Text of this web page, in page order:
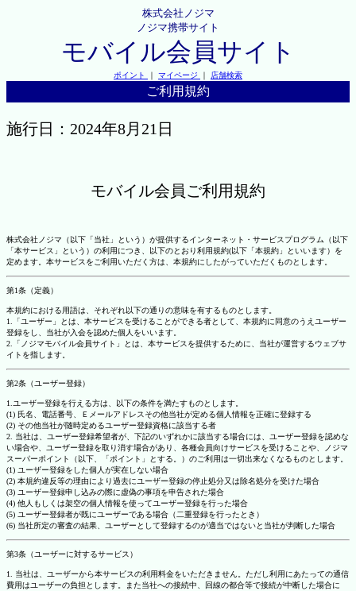
株式会社ノジマ
ノジマ携帯サイト
モバイル会員サイト
ポイント ｜ マイページ ｜ 店舗検索
ご利用規約
施行日：2024年8月21日
モバイル会員ご利用規約
株式会社ノジマ（以下「当社」という）が提供するインターネット・サービスプログラム（以下
「本サービス」という）の利用につき、以下のとおり利用規約(以下「本規約」といいます）を
定めます。本サービスをご利用いただく方は、本規約にしたがっていただくものとします。
第1条（定義）
本規約における用語は、それぞれ以下の通りの意味を有するものとします。
1.「ユーザー」とは、本サービスを受けることができる者として、本規約に同意のうえユーザー
登録をし、当社が入会を認めた個人をいいます。
2.「ノジマモバイル会員サイト」とは、本サービスを提供するために、当社が運営するウェブサ
イトを指します。
第2条（ユーザー登録）
1.ユーザー登録を行える方は、以下の条件を満たすものとします。
(1) 氏名、電話番号、Ｅメールアドレスその他当社が定める個人情報を正確に登録する
(2) その他当社が随時定めるユーザー登録資格に該当する者
2. 当社は、ユーザー登録希望者が、下記のいずれかに該当する場合には、ユーザー登録を認めな
い場合や、ユーザー登録を取り消す場合があり、各種会員向けサービスを受けることや、ノジマ
スーパーポイント（以下、「ポイント」とする。）のご利用は一切出来なくなるものとします。
(1) ユーザー登録をした個人が実在しない場合
(2) 本規約違反等の理由により過去にユーザー登録の停止処分又は除名処分を受けた場合
(3) ユーザー登録申し込みの際に虚偽の事項を申告された場合
(4) 他人もしくは架空の個人情報を使ってユーザー登録を行った場合
(5) ユーザー登録者が既にユーザーである場合（二重登録を行ったとき）
(6) 当社所定の審査の結果、ユーザーとして登録するのが適当ではないと当社が判断した場合
第3条（ユーザーに対するサービス）
1. 当社は、ユーザーから本サービスの利用料金をいただきません。ただし利用にあたっての通信
費用はユーザーの負担とします。また当社への接続中、回線の都合等で接続が中断した場合に